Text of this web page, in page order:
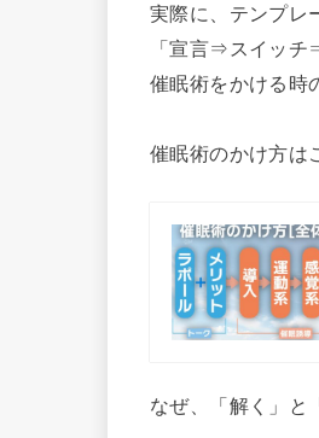
実際に、テンプレ
「宣言⇒スイッチ
催眠術をかける時
催眠術のかけ方は
なぜ、「解く」と